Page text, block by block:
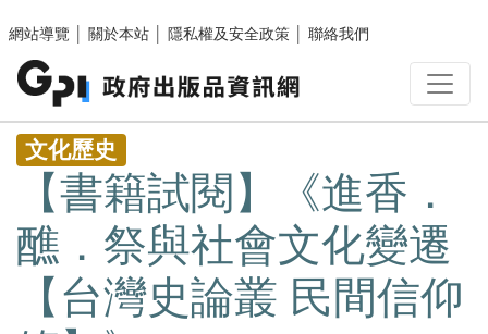
網站導覽
關於本站 隱私權及安全政策 聯絡我們
:::
文化歷史
【書籍試閱】《進香．
醮．祭與社會文化變遷
【台灣史論叢 民間信仰